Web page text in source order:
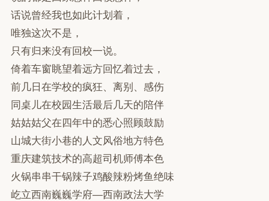
话说曾经我也如此计划着，
唯独这次不是，
只有归来没有回校一说。
倚着车窗眺望着远方回忆着过去，
前几日在学校的疯狂、离别、感伤
同桌儿在校园生活最后几天的陪伴
姑姑姑父在四年中的悉心照顾鼓励
山城大街小巷的人文风俗地方特色
重庆建筑技术的高超司机师傅本色
火锅串串干锅辣子鸡酸辣粉烤鱼绝味
屹立西南巍巍学府—西南政法大学